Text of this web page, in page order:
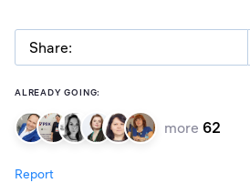
Share:
ALREADY GOING:
more 62
Report